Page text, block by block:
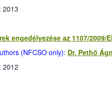
: 2013
engedélyezése az 1107/2009/
(NFCSO only): Dr. Pethő
: 2012